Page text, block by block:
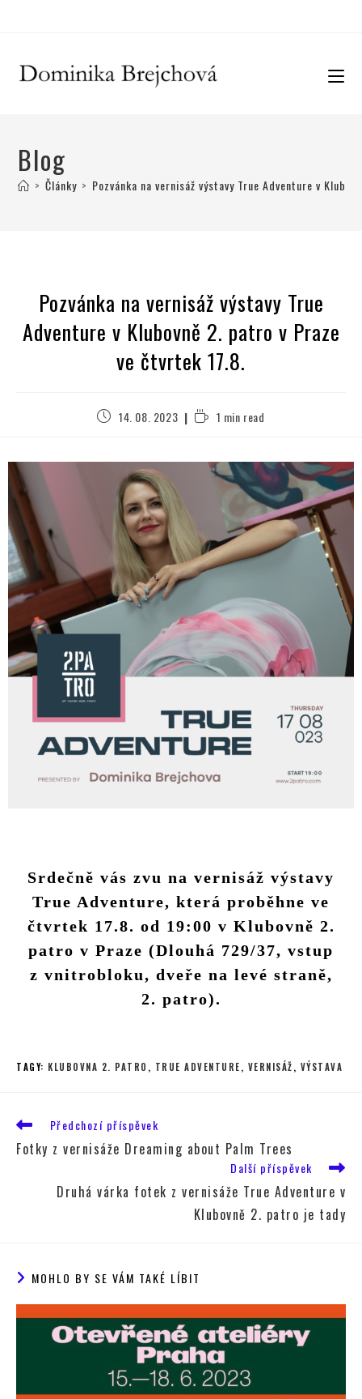
Blog
> Články > Pozvánka na vernisáž výstavy True Adventure v
Pozvánka na vernisáž výstavy True
Adventure v Klubovně 2. patro v Praze
ve čtvrtek 17.8.
14. 08. 2023 1 min read
Srdečně vás zvu na vernisáž výstavy
True Adventure, která proběhne ve
čtvrtek 17.8. od 19:00 v Klubovně 2.
patro v Praze (Dlouhá 729/37, vstup
z vnitrobloku, dveře na levé straně,
2. patro).
TAGY: KLUBOVNA 2. PATRO , TRUE ADVENTURE, VERNISÁŽ, VÝSTAVA
Předchozí příspěvek
Fotky z vernisáže Dreaming about Palm Trees
Další příspěvek
Druhá várka fotek z vernisáže True Adventure v
Klubovně 2. patro je tady
MOHLO BY SE VÁM TAKÉ LÍBIT